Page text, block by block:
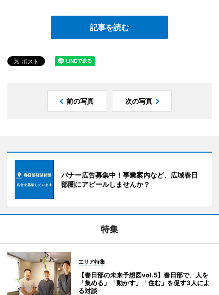
記事を読む
前の写真 次の写真
バナー広告募集中！事業案内など、広域春日
部圏にアピールしませんか？
特集
エリア特集
【春日部の未来予想図vol.5】春日部で、人を
「集める」「動かす」「住む」を促す3人によ
る対談